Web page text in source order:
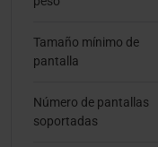
Tamaño mínimo de
pantalla
Número de pantallas
soportadas